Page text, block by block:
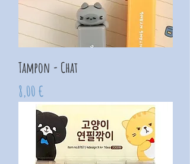
Tampon - Chat
Prix
8,00 €